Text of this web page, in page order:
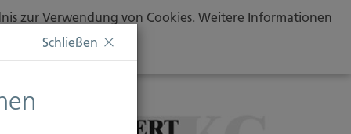
zur Verwendung von Cookies. Weitere Informationen
Schließen